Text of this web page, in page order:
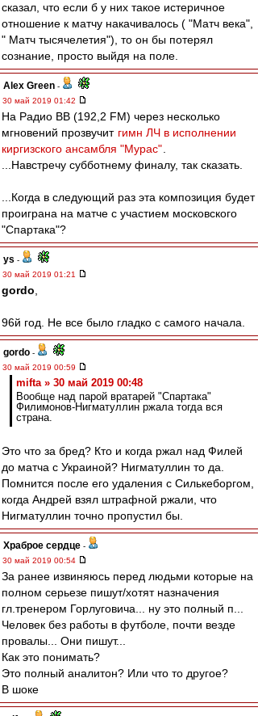
сказал, что если б у них такое истеричное
отношение к матчу накачивалось ( "Матч века",
" Матч тысячелетия"), то он бы потерял
сознание, просто выйдя на поле.
Alex Green -
30 май 2019 01:42
На Радио ВВ (192,2 FM) через несколько
мгновений прозвучит гимн ЛЧ в исполнении
киргизского ансамбля "Мурас"
...Навстречу субботнему финалу, так сказать.
...Когда в следующий раз эта композиция будет
проиграна на матче с участием московского
"Спартака"?
ys -
30 май 2019 01:21
gordo
96й год. Не все было гладко с самого начала.
gordo -
30 май 2019 00:59
mifta » 30 май 2019 00:48
Вообще над парой вратарей "Спартака"
Филимонов-Нигматуллин ржала тогда вся
страна.
Это что за бред? Кто и когда ржал над Филей
до матча с Украиной? Нигматуллин то да.
Помнится после его удаления с Силькеборгом,
когда Андрей взял штрафной ржали, что
Нигматуллин точно пропустил бы.
Храброе сердце -
30 май 2019 00:54
За ранее извиняюсь перед людьми которые на
полном серьезе пишут/хотят назначения
гл.тренером Горлуговича... ну это полный п...
Человек без работы в футболе, почти везде
провалы... Они пишут...
Как это понимать?
Это полный аналитон? Или что то другое?
В шоке